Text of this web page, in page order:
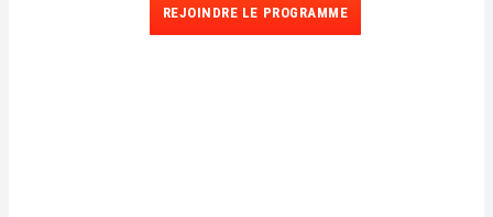
REJOINDRE LE PROGRAMME